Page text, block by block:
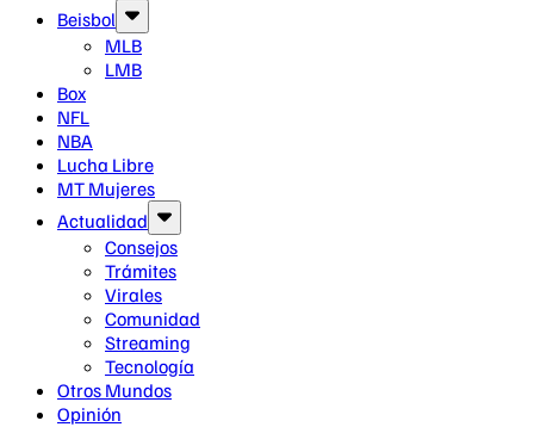
Beisbol
MLB
LMB
Box
NFL
NBA
Lucha Libre
MT Mujeres
Actualidad
Consejos
Trámites
Virales
Comunidad
Streaming
Tecnología
Otros Mundos
Opinión